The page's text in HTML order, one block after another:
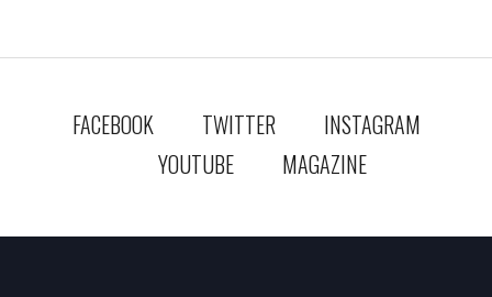
FACEBOOK TWITTER
INSTAGRAM
YOUTUBE
MAGAZINE